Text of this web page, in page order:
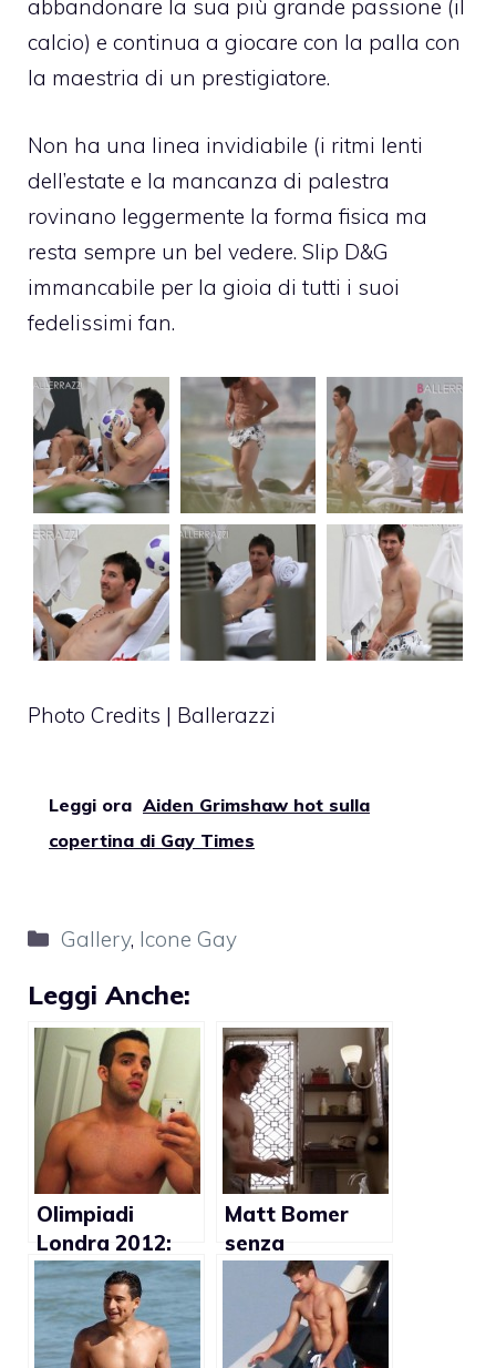
abbandonare la sua più grande passione (il
calcio) e continua a giocare con la palla con
la maestria di un prestigiatore.
Non ha una linea invidiabile (i ritmi lenti
dell’estate e la mancanza di palestra
rovinano leggermente la forma fisica ma
resta sempre un bel vedere. Slip D&G
immancabile per la gioia di tutti i suoi
fedelissimi fan.
Photo Credits | Ballerazzi
Leggi ora Aiden Grimshaw hot sulla
copertina di Gay Times
Categorie
Gallery, Icone Gay
Leggi Anche:
Olimpiadi
Londra 2012:
Danell Leyva
nudo (Foto)
Matt Bomer
senza
maglietta in
White Collar
(Foto)